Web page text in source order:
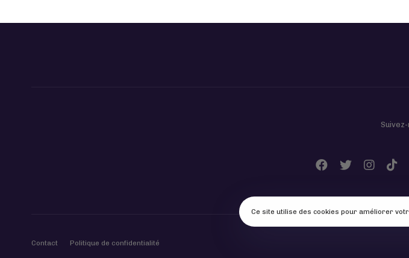
Contact Politique de confidentialité
Ce site utilise des cookies pour améliorer